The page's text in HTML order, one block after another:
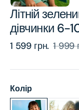
Літній
дівчинки 6-
Sale
price
1 599 грн.
price
1 999
Колір